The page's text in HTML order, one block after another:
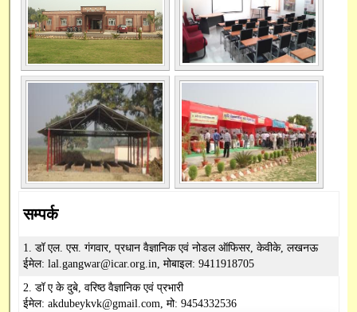
सम्पर्क
1. डॉ एल. एस. गंगवार, प्रधान वैज्ञानिक एवं नोडल ऑफिसर, केवीके, लखनऊ
ईमेल: lal.gangwar@icar.org.in, मोबाइल: 9411918705
2. डॉ ए के दुबे, वरिष्ठ वैज्ञानिक एवं प्रभारी
ईमेल: akdubeykvk@gmail.com, मो: 9454332536